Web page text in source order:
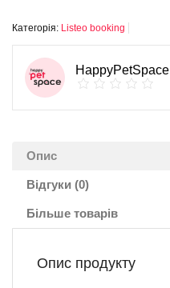
Категорія: Listeo booking
HappyPetSpace
Опис
Відгуки (0)
Більше товарів
Опис продукту